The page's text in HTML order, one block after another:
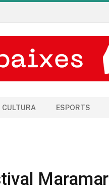
CULTURA ESPORTS
Maramar